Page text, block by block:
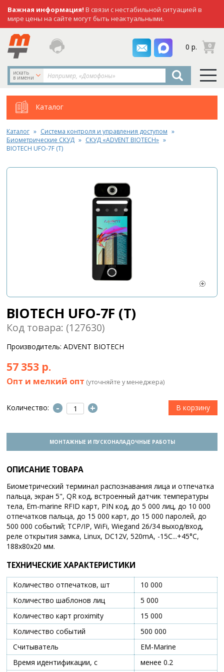
Важная информация! В связи с нестабильной ситуацией в
мире цены на сайте могут быть неактуальными.
0 р. 0
искать
в имени
Каталог
Каталог
Система контроля и управления доступом
Биометрические СКУД
СКУД «ADVENT BIOTECH»
BIOTECH UFO-7F (T)
BIOTECH UFO-7F (T)
Код товара: (127630)
Производитель: ADVENT BIOTECH
57 353 р.
Опт и мелкий опт (уточняйте у менеджера)
Количество: - +
МОНТАЖНЫЕ И ПУСКОНАЛАДОЧНЫЕ РАБОТЫ
ОПИСАНИЕ ТОВАРА
Биометрический терминал распознавания лица и отпечатка
пальца, экран 5", QR код, встроенный датчик температуры
тела, Em-marine RFID карт, PIN код, до 5 000 лиц, до 10 000
отпечатков пальца, до 15 000 карт, до 15 000 паролей, до
500 000 событий; TCP/IP, WiFi, Wiegand 26/34 выход/вход,
реле открытия замка, Linux, DC12V, 520mA, -15C...+45°С,
188х80х20 мм.
ТЕХНИЧЕСКИЕ ХАРАКТЕРИСТИКИ
Количество отпечатков, шт
10 000
Количество шаблонов лиц
5 000
Количество карт proximity
15 000
Количество событий
500 000
Считыватель
EM-Marine
Время идентификации, с
менее 0.2